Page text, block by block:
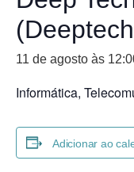
11 de agosto às
Informática,
Adicionar ao